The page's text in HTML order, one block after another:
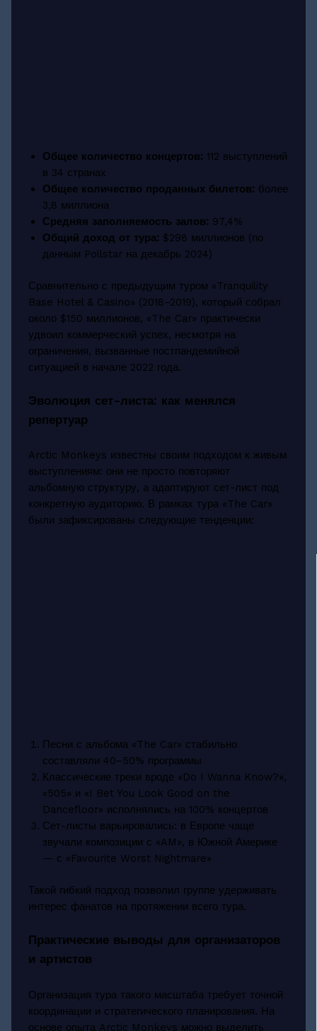
Общее количество концертов: 112 выступлений
в 34 странах
Общее количество проданных билетов: более
3,8 миллиона
Средняя заполняемость залов: 97,4%
Общий доход от тура: $298 миллионов (по
данным Pollstar на декабрь 2024)
Сравнительно с предыдущим туром «Tranquility
Base Hotel & Casino» (2018–2019), который собрал
около $150 миллионов, «The Car» практически
удвоил коммерческий успех, несмотря на
ограничения, вызванные постпандемийной
ситуацией в начале 2022 года.
Эволюция сет-листа: как менялся
репертуар
Arctic Monkeys известны своим подходом к живым
выступлениям: они не просто повторяют
альбомную структуру, а адаптируют сет-лист под
конкретную аудиторию. В рамках тура «The Car»
были зафиксированы следующие тенденции:
Песни с альбома «The Car» стабильно
составляли 40–50% программы
Классические треки вроде «Do I Wanna Know?»,
«505» и «I Bet You Look Good on the
Dancefloor» исполнялись на 100% концертов
Сет-листы варьировались: в Европе чаще
звучали композиции с «AM», в Южной Америке
— с «Favourite Worst Nightmare»
Такой гибкий подход позволил группе удерживать
интерес фанатов на протяжении всего тура.
Практические выводы для организаторов
и артистов
Организация тура такого масштаба требует точной
координации и стратегического планирования. На
основе опыта Arctic Monkeys можно выделить